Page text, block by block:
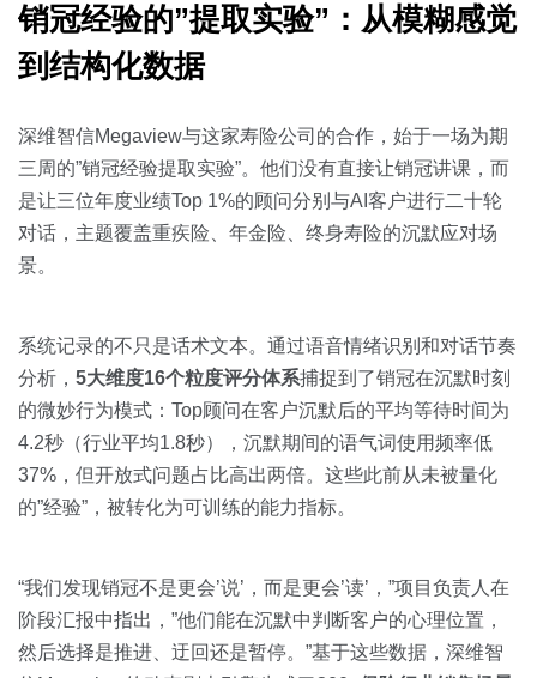
销冠经验的”提取实验”：从模糊感觉
到结构化数据
深维智信Megaview与这家寿险公司的合作，始于一场为期
三周的”销冠经验提取实验”。他们没有直接让销冠讲课，而
是让三位年度业绩Top 1%的顾问分别与AI客户进行二十轮
对话，主题覆盖重疾险、年金险、终身寿险的沉默应对场
景。
系统记录的不只是话术文本。通过语音情绪识别和对话节奏
分析， 5大维度16个粒度评分体系捕捉到了销冠在沉默时刻
的微妙行为模式：Top顾问在客户沉默后的平均等待时间为
4.2秒（行业平均1.8秒），沉默期间的语气词使用频率低
37%，但开放式问题占比高出两倍。这些此前从未被量化
的”经验”，被转化为可训练的能力指标。
“我们发现销冠不是更会’说’，而是更会’读’，”项目负责人在
阶段汇报中指出，”他们能在沉默中判断客户的心理位置，
然后选择是推进、迂回还是暂停。”基于这些数据，深维智